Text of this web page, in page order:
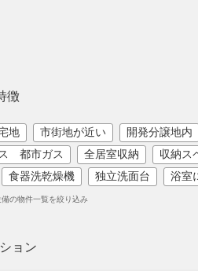
徴
地 市街地が近い 開発分譲地内
都市ガス 全居室収納 収納ス
食器洗乾燥機 独立洗面台 浴室
の物件一覧を絞り込み
ョン